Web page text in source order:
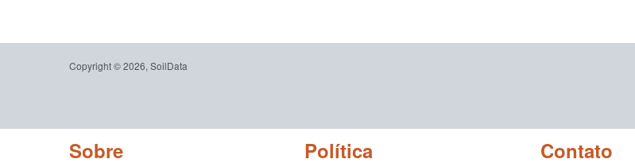
Copyright © 2026, SoilData
Sobre Política Contato